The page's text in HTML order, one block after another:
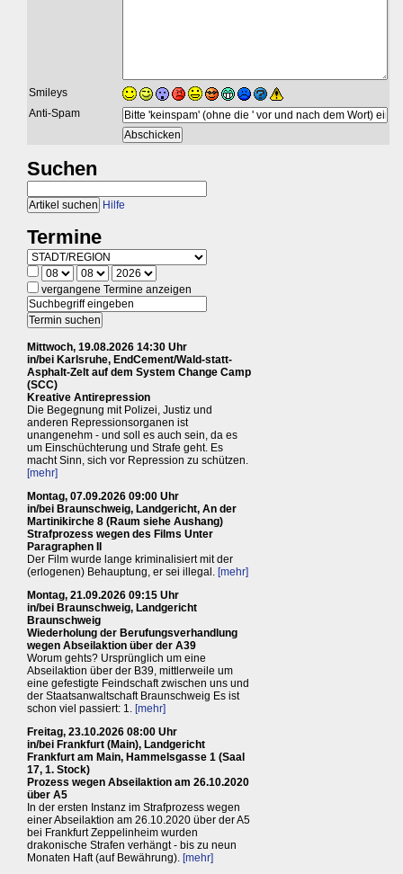
Smileys
Anti-Spam
Suchen
Hilfe
Termine
vergangene Termine anzeigen
Mittwoch, 19.08.2026 14:30 Uhr
in/bei Karlsruhe, EndCement/Wald-statt-
Asphalt-Zelt auf dem System Change Camp
(SCC)
Kreative Antirepression
Die Begegnung mit Polizei, Justiz und
anderen Repressionsorganen ist
unangenehm - und soll es auch sein, da es
um Einschüchterung und Strafe geht. Es
macht Sinn, sich vor Repression zu schützen.
[mehr]
Montag, 07.09.2026 09:00 Uhr
in/bei Braunschweig, Landgericht, An der
Martinikirche 8 (Raum siehe Aushang)
Strafprozess wegen des Films Unter
Paragraphen II
Der Film wurde lange kriminalisiert mit der
(erlogenen) Behauptung, er sei illegal. [mehr]
Montag, 21.09.2026 09:15 Uhr
in/bei Braunschweig, Landgericht
Braunschweig
Wiederholung der Berufungsverhandlung
wegen Abseilaktion über der A39
Worum gehts? Ursprünglich um eine
Abseilaktion über der B39, mittlerweile um
eine gefestigte Feindschaft zwischen uns und
der Staatsanwaltschaft Braunschweig Es ist
schon viel passiert: 1. [mehr]
Freitag, 23.10.2026 08:00 Uhr
in/bei Frankfurt (Main), Landgericht
Frankfurt am Main, Hammelsgasse 1 (Saal
17, 1. Stock)
Prozess wegen Abseilaktion am 26.10.2020
über A5
In der ersten Instanz im Strafprozess wegen
einer Abseilaktion am 26.10.2020 über der A5
bei Frankfurt Zeppelinheim wurden
drakonische Strafen verhängt - bis zu neun
Monaten Haft (auf Bewährung). [mehr]